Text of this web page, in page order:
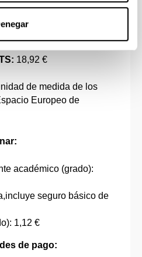
los precios públicos
la primera matrícula del
18,92 €
de medida de los
Europeo de
académico (grado):
seguro básico de
1,12 €
de pago: